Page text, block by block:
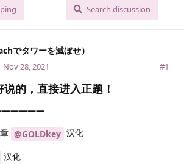
Search discussion
でタワーを滅ぼせ）
#1
Nov 28, 2021
的，直接进入正题！
@GOLDkey 汉化
汉化